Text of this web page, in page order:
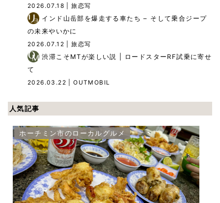
2026.07.18 | 旅恋写
インド山岳部を爆走する車たち – そして乗合ジープ
の未来やいかに
2026.07.12 | 旅恋写
渋滞こそMTが楽しい説 | ロードスターRF試乗に寄せ
て
2026.03.22 | OUTMOBIL
人気記事
ホーチミン市のローカルグルメ